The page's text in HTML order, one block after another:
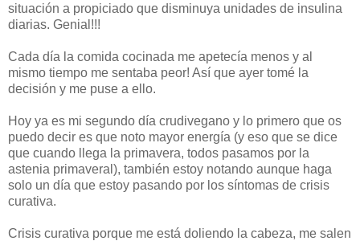
situación a propiciado que disminuya unidades de insulina
diarias. Genial!!!
Cada día la comida cocinada me apetecía menos y al
mismo tiempo me sentaba peor! Así que ayer tomé la
decisión y me puse a ello.
Hoy ya es mi segundo día crudivegano y lo primero que os
puedo decir es que noto mayor energía (y eso que se dice
que cuando llega la primavera, todos pasamos por la
astenia primaveral), también estoy notando aunque haga
solo un día que estoy pasando por los síntomas de crisis
curativa.
Crisis curativa porque me está doliendo la cabeza, me salen